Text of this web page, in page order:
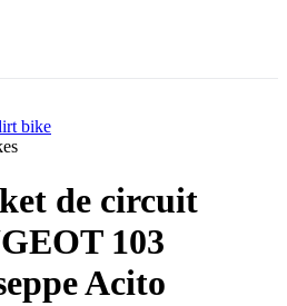
bike
de circuit
103
Acito